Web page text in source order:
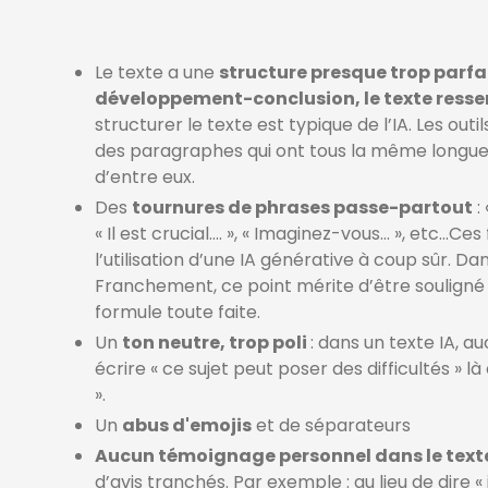
Le texte a une structure presque trop
développement-conclusion, le texte
structurer le texte est typique de l’IA. Les
des paragraphes qui ont tous la même
d’entre eux.
Des tournures de phrases passe-partout :
« Il est crucial…. », « Imaginez-vous… »,
l’utilisation d’une IA générative à coup sûr.
Franchement, ce point mérite d’être
formule toute faite.
Un ton neutre, trop poli : dans un texte IA,
écrire « ce sujet peut poser des difficultés »
».
Un abus d'emojiset de séparateurs
Aucun témoignage personnel dans le
d’avis tranchés. Par exemple : au lieu de